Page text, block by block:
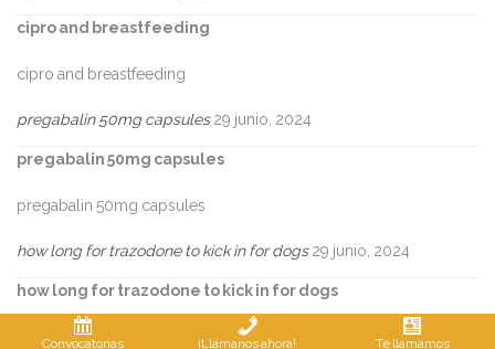
cipro and breastfeeding
cipro and breastfeeding
pregabalin 50mg capsules 29 junio, 2024
pregabalin 50mg capsules
pregabalin 50mg capsules
how long for trazodone to kick in for dogs 29 junio, 2024
how long for trazodone to kick in for dogs
how long for trazodone to kick in for dogs
Convocatorias ¡Llámanos ahora! Te llamamos